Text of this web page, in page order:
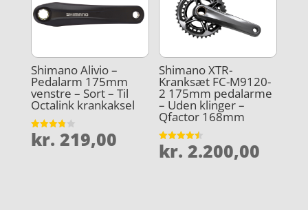
Shimano Alivio –
Pedalarm 175mm
venstre – Sort – Til
Octalink krankaksel
Vurderet
3.8
kr. 219,00
Shimano XTR-
Kranksæt FC-M9120-
2 175mm pedalarme
– Uden klinger –
Qfactor 168mm
Vurderet
4.5
kr. 2.200,00